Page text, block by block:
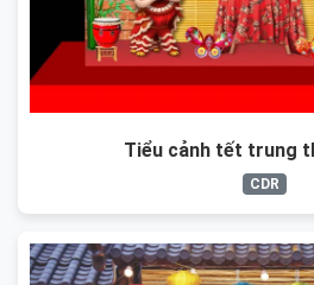
Tiểu cảnh tết trung
CDR